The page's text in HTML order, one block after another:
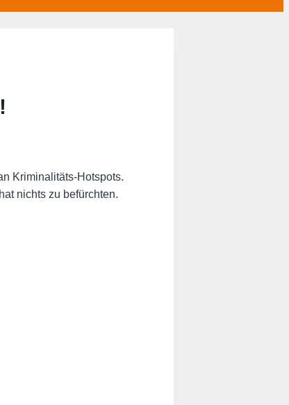
Kriminalitäts-Hotspots.
nichts zu befürchten.